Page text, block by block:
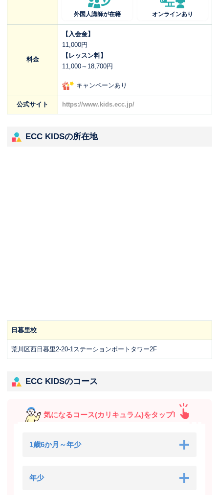
外国人講師が在籍 オンラインあり
料金
【入会金】
11,000円
【レッスン料】
11,000～18,700円
キャンペーンあり
公式サイト https://www.kids.ecc.jp/
ECC KIDSの所在地
日暮里校
荒川区西日暮里2-20-1ステーションポートタワー2F
ECC KIDSのコース
気になるコース(カリキュラム)をタップ!
1歳6か月～年少
年少